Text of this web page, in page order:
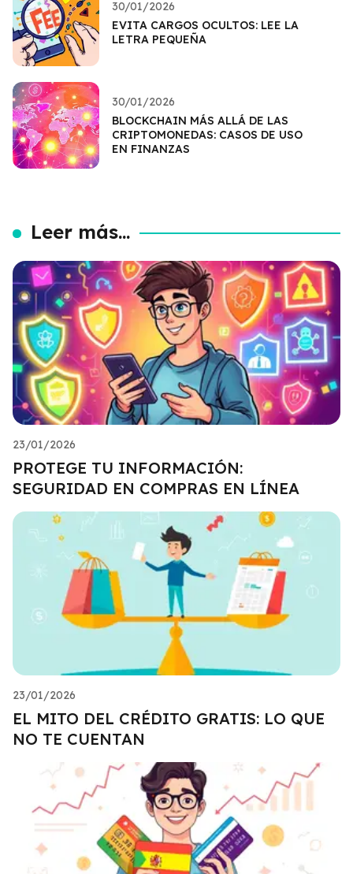
30/01/2026
EVITA CARGOS OCULTOS: LEE LA
LETRA PEQUEÑA
30/01/2026
BLOCKCHAIN MÁS ALLÁ DE LAS
CRIPTOMONEDAS: CASOS DE USO
EN FINANZAS
Leer más...
23/01/2026
PROTEGE TU INFORMACIÓN:
SEGURIDAD EN COMPRAS EN LÍNEA
23/01/2026
EL MITO DEL CRÉDITO GRATIS: LO QUE
NO TE CUENTAN